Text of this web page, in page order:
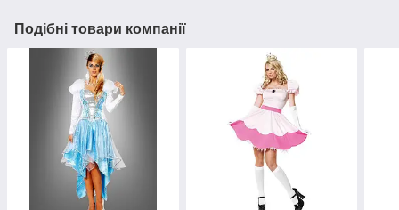
Подібні товари компанії